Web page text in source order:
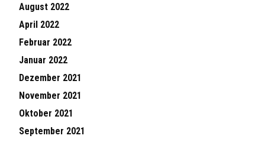
August 2022
April 2022
Februar 2022
Januar 2022
Dezember 2021
November 2021
Oktober 2021
September 2021